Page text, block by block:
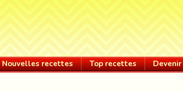
Nouvelles recettes Top recettes